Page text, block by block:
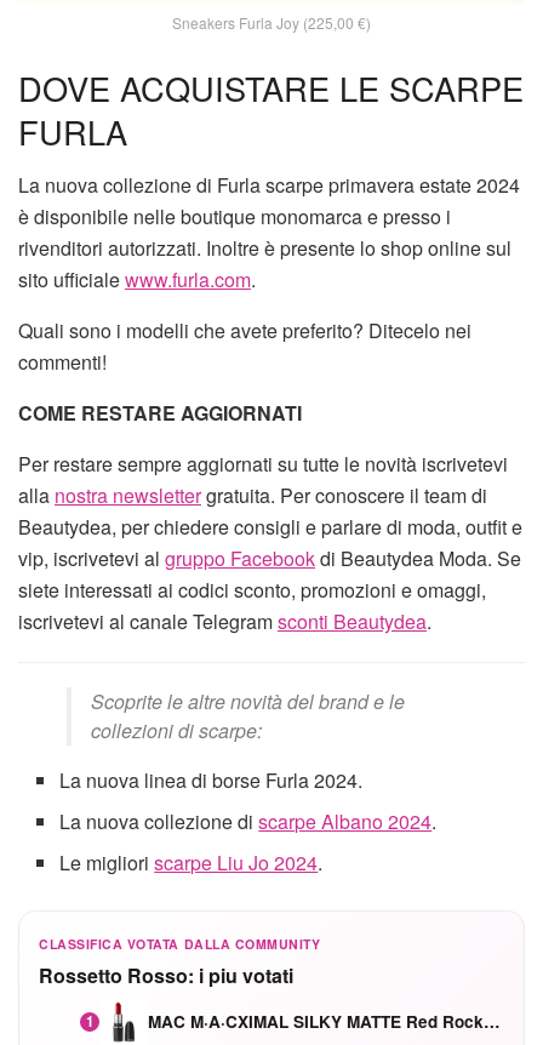
Sneakers Furla Joy (225,00 €)
DOVE ACQUISTARE LE SCARPE
FURLA
La nuova collezione di Furla scarpe primavera estate 2024
è disponibile nelle boutique monomarca e presso i
rivenditori autorizzati. Inoltre è presente lo shop online sul
sito ufficialewww.furla.com.
Quali sono i modelli che avete preferito? Ditecelo nei
commenti!
COME RESTARE AGGIORNATI
Per restare sempre aggiornati su tutte le novità iscrivetevi
alla nostra newslettergratuita. Per conoscere il team di
Beautydea, per chiedere consigli e parlare di moda, outfit e
vip, iscrivetevi al gruppo Facebookdi Beautydea Moda. Se
siete interessati ai codici sconto, promozioni e omaggi,
iscrivetevi al canale Telegramsconti Beautydea.
Scoprite le altre novità del brand e le
collezioni di scarpe:
La nuova linea di borse Furla 2024.
La nuova collezione discarpe Albano 2024.
Le miglioriscarpe Liu Jo 2024.
CLASSIFICA VOTATA DALLA COMMUNITY
Rossetto Rosso: i piu votati
1 MAC M·A·CXIMAL SILKY MATTE Red Rock mat